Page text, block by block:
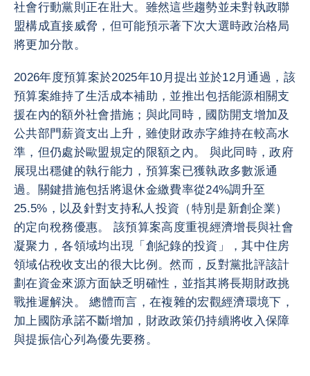
社會行動黨則正在壯大。雖然這些趨勢並未對執政聯
盟構成直接威脅，但可能預示著下次大選時政治格局
將更加分散。
2026年度預算案於2025年10月提出並於12月通過，該
預算案維持了生活成本補助，並推出包括能源相關支
援在內的額外社會措施；與此同時，國防開支增加及
公共部門薪資支出上升，雖使財政赤字維持在較高水
準，但仍處於歐盟規定的限額之內。 與此同時，政府
展現出穩健的執行能力，預算案已獲執政多數派通
過。關鍵措施包括將退休金繳費率從24%調升至
25.5%，以及針對支持私人投資（特別是新創企業）
的定向稅務優惠。 該預算案高度重視經濟增長與社會
凝聚力，各領域均出現「創紀錄的投資」，其中住房
領域佔稅收支出的很大比例。然而，反對黨批評該計
劃在資金來源方面缺乏明確性，並指其將長期財政挑
戰推遲解決。 總體而言，在複雜的宏觀經濟環境下，
加上國防承諾不斷增加，財政政策仍持續將收入保障
與提振信心列為優先要務。